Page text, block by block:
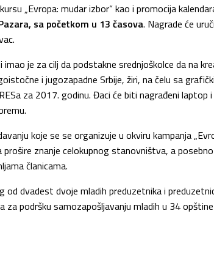
„Evropa: mudar izbor“ kao i promocija
, sa početkom u 13 časova. Nagrade će
je za cilj da podstakne srednjoškolce da na
i jugozapadne Srbije, žiri, na čelu sa
za 2017. godinu. Đaci će biti nagrađeni
koje se se organizuje u okviru kampanja
prošire znanje celokupnog stanovništva, a
članicama.
dvadest dvoje mladih preduzetnika i
podršku samozapošljavanju mladih u 34